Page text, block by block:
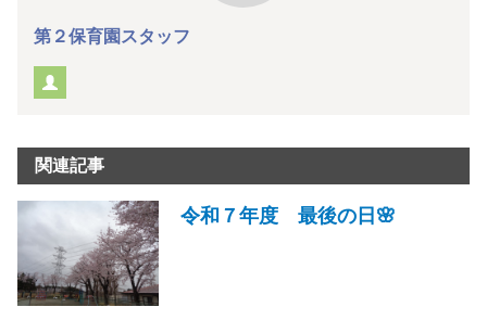
第２保育園スタッフ
関連記事
令和７年度 最後の日🌸